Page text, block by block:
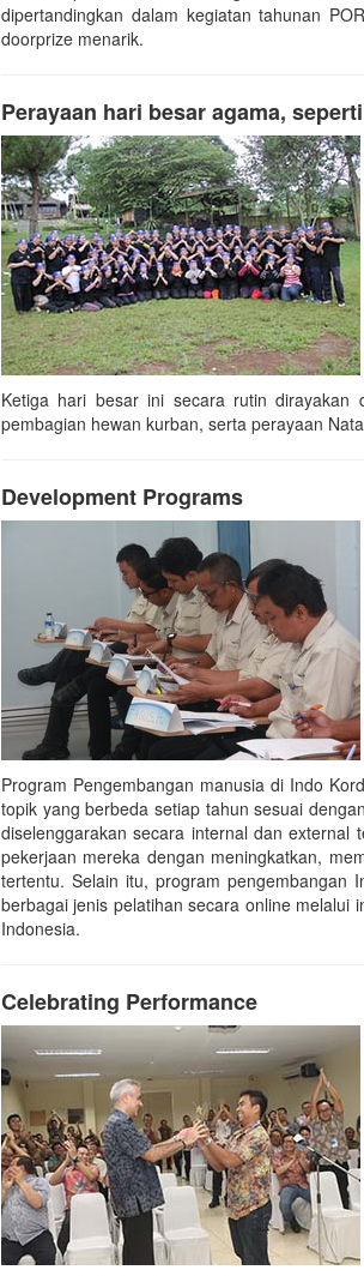
dipertandingkan dalam kegiatan tahunan
doorprize menarik.
Perayaan hari besar agama,
Ketiga hari besar ini secara rutin dirayakan
pembagian hewan kurban, serta perayaan
Development Programs
Program Pengembangan manusia di Indo
topik yang berbeda setiap tahun sesuai
diselenggarakan secara internal dan external
pekerjaan mereka dengan meningkatkan,
tertentu. Selain itu, program pengembangan
berbagai jenis pelatihan secara online melalui
Indonesia.
Celebrating Performance